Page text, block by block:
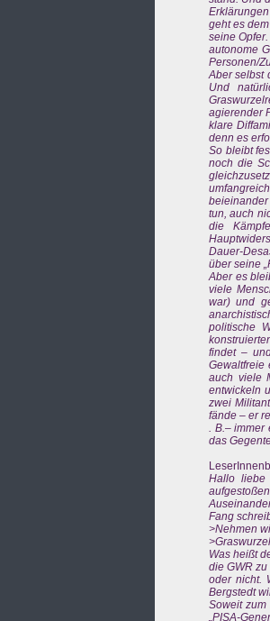
geht es
seine
autonome
Personen/
Aber selbst
Und
agierender
klare
denn es
So bleibt
noch die
tun, auch
die
Dauer-
über seine
Aber es
viele
war) und
politische
findet –
Gewaltfreie
auch viele
entwickeln
zwei
fände – er
. B.– immer
das
Hallo liebe
Fang
>Nehmen
Was heißt
die GWR
oder nicht.
Bergstedt
Soweit zum
„PISA-